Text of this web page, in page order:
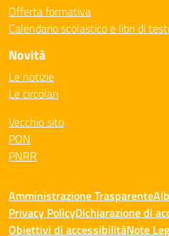
Offerta formativa
Calendario scolastico e libri di
Novità
Le notizie
Le circolari
Vecchio sito
PON
PNRR
Amministrazione Trasparente
Privacy PolicyDichiarazione di
Obiettivi di accessibilitàNote